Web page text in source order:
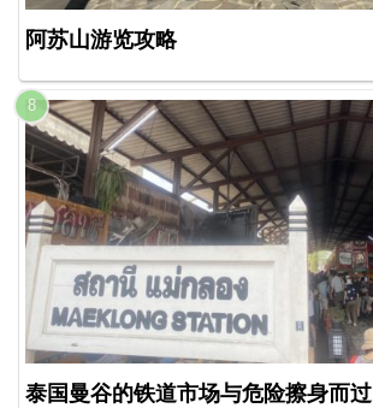
阿苏山游览攻略
泰国曼谷的铁道市场与危险擦身而过